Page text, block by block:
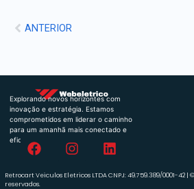
ANTERIOR
Explorando novos horizontes com
inovação e estratégia. Estamos
comprometidos em liderar o caminho
para um amanhã mais conectado e
eficiente.
Retrocart Veiculos Eletricos LTDA CNPJ: 49.759.389/0001-42 |
reservados.